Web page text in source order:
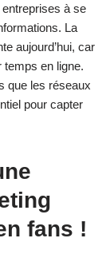
à se
La
aujourd’hui, car
temps en ligne.
que les réseaux
pour capter
fans !